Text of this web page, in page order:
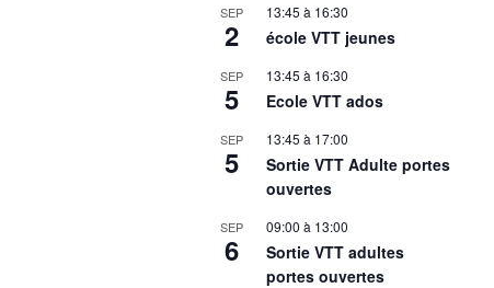
SEP
2
13:45 à 16:30
école VTT jeunes
SEP
5
13:45 à 16:30
Ecole VTT ados
SEP
5
13:45 à 17:00
Sortie VTT Adulte portes
ouvertes
SEP
6
09:00 à 13:00
Sortie VTT adultes
portes ouvertes